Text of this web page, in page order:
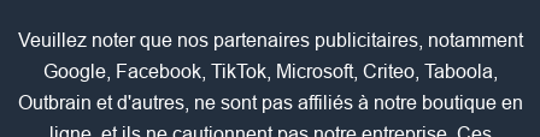
Veuillez noter que nos partenaires publicitaires, notamment
Google, Facebook, TikTok, Microsoft, Criteo, Taboola,
Outbrain et d'autres, ne sont pas affiliés à notre boutique en